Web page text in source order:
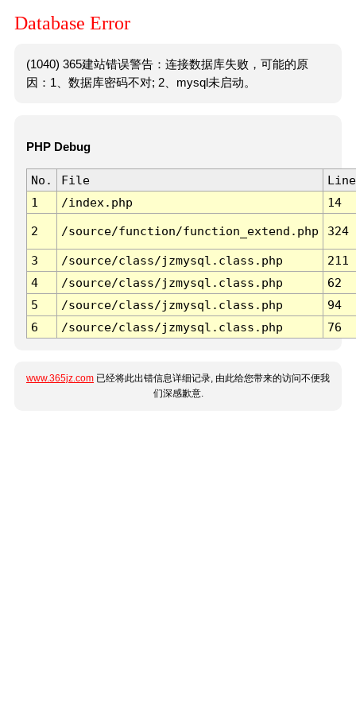
Database Error
(1040) 365建站错误警告：连接数据库失败，可能的原
因：1、数据库密码不对; 2、mysql未启动。
PHP Debug
No. File
Line
1
/index.php 14
2 /source/function/function_extend.php 324
3 /source/class/jzmysql.class.php
211
4
/source/class/jzmysql.class.php
62
5
/source/class/jzmysql.class.php
94
6
/source/class/jzmysql.class.php 76
www.365jz.com 已经将此出错信息详细记录, 由此给您带来的访问不便我
们深感歉意.